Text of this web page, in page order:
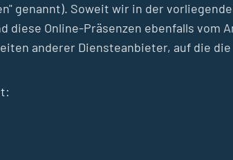
genannt). Soweit wir in der
diese Online-Präsenzen ebenfalls vom
anderer Diensteanbieter, auf die